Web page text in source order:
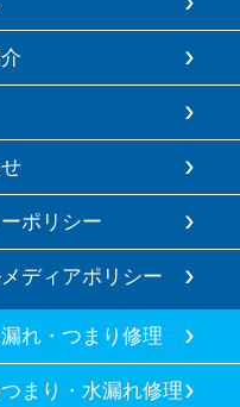
ポリシー
ディアポリシー
れ・つまり修理
まり・水漏れ修理